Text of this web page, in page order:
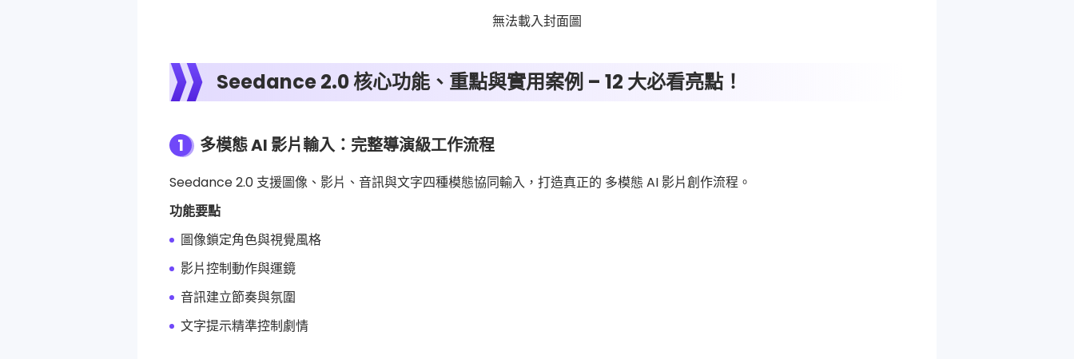
無法載入封面圖
Seedance 2.0 核心功能、重點與實用案例 – 12 大必看亮點！
1 多模態 AI 影片輸入：完整導演級工作流程
Seedance 2.0 支援圖像、影片、音訊與文字四種模態協同輸入，打造真正的 多模態 AI 影片創作流程。
功能要點
圖像鎖定角色與視覺風格
影片控制動作與運鏡
音訊建立節奏與氛圍
文字提示精準控制劇情